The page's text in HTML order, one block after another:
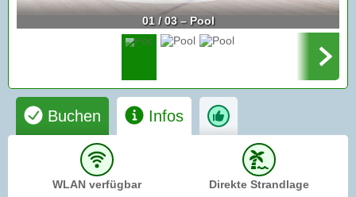
01 / 03 – Pool
Buchen Infos
WLAN verfügbar Direkte Strandlage